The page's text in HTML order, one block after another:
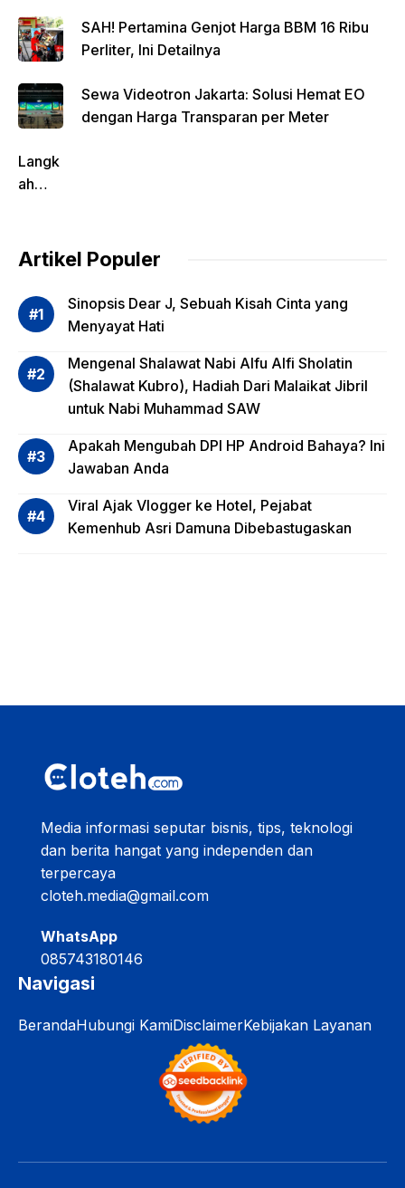
SAH! Pertamina Genjot Harga BBM 16 Ribu
Perliter, Ini Detailnya
Sewa Videotron Jakarta: Solusi Hemat EO
dengan Harga Transparan per Meter
Langk
ah
dalam
si
Risiko
asi
Reksa
Saja?
Artikel Populer
Sinopsis Dear J, Sebuah Kisah Cinta yang
Menyayat Hati
Mengenal Shalawat Nabi Alfu Alfi Sholatin
(Shalawat Kubro), Hadiah Dari Malaikat Jibril
untuk Nabi Muhammad SAW
Apakah Mengubah DPI HP Android Bahaya? Ini
Jawaban Anda
Viral Ajak Vlogger ke Hotel, Pejabat
Kemenhub Asri Damuna Dibebastugaskan
Media informasi seputar bisnis, tips, teknologi
dan berita hangat yang independen dan
terpercaya
cloteh.media@gmail.com
WhatsApp
085743180146
Navigasi
BerandaHubungi KamiDisclaimerKebijakan Layanan